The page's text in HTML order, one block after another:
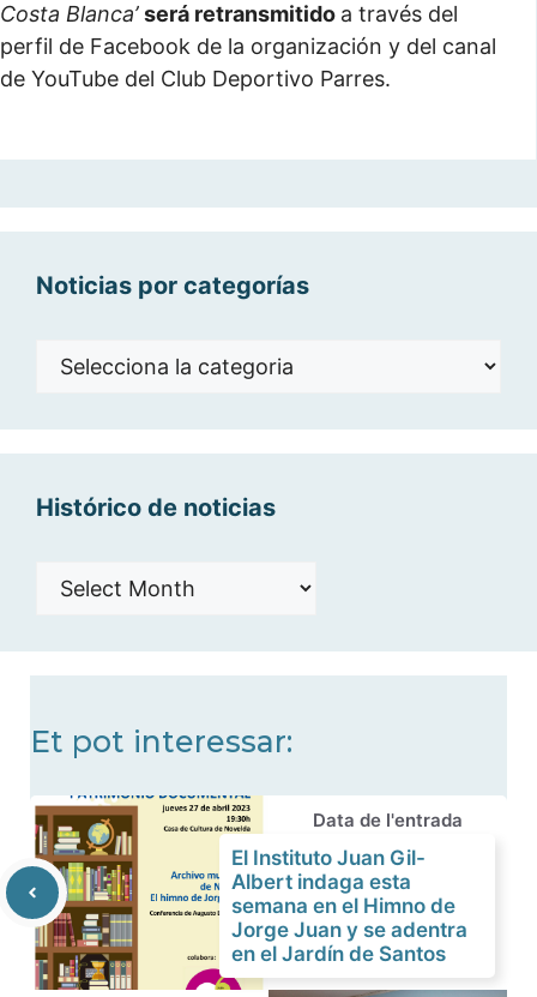
Costa Blanca’ será retransmitido a través del
perfil de Facebook de la organización y del canal
de YouTube del Club Deportivo Parres.
Noticias por categorías
Noticias
Histórico de noticias
Histórico
Et pot interessar:
Data de l'entrada
El Instituto Juan Gil-
Albert indaga esta
semana en el Himno de
Jorge Juan y se adentra
en el Jardín de Santos